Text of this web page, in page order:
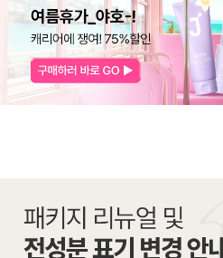
코 라이프 하세요!